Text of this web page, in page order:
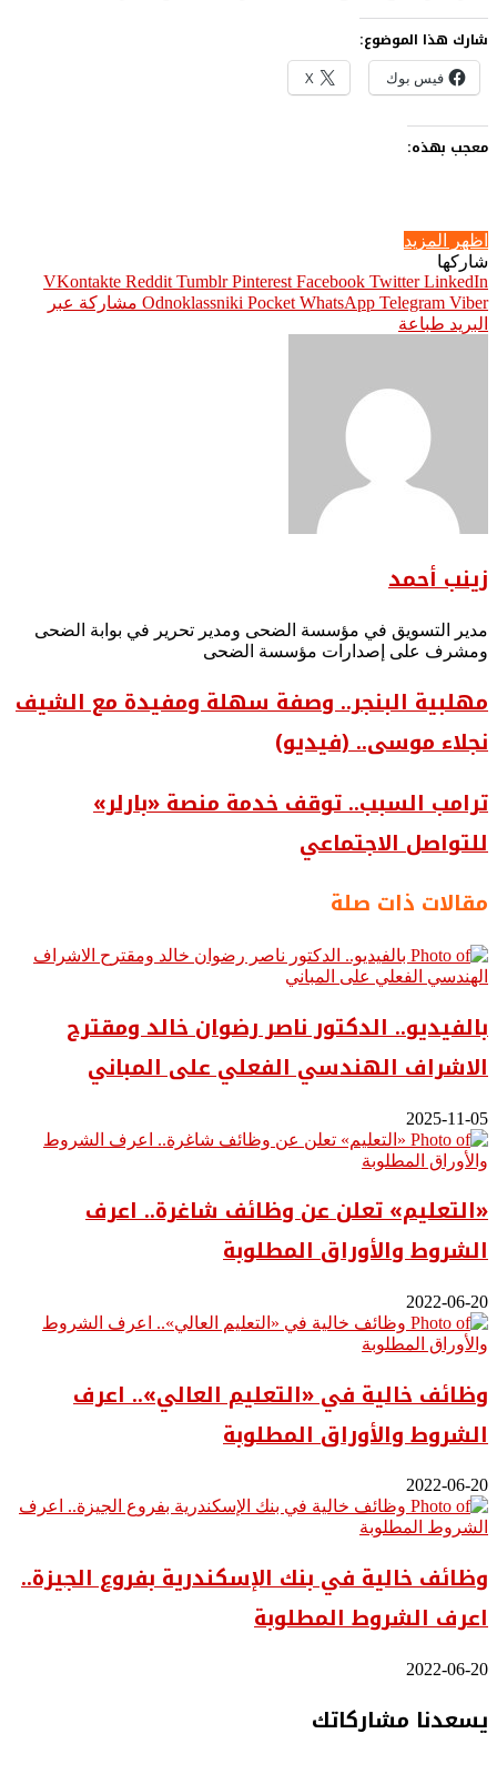
شارك هذا الموضوع:
فيس بوك X
معجب بهذه:
اظهر المزيد
شاركها
Facebook Twitter LinkedIn
Pinterest
Odnoklassniki Pocket WhatsApp Telegram Viber
مشاركة عبر
البريد طباعة
زينب أحمد
مدير التسويق في مؤسسة الضحى ومدير تحرير في بوابة الضحى
ومشرف على إصدارات مؤسسة الضحى
مهلبية البنجر.. وصفة سهلة ومفيدة مع الشيف
نجلاء موسى.. (فيديو)
ترامب السبب.. توقف خدمة منصة «بارلر»
للتواصل الاجتماعي
مقالات ذات صلة
بالفيديو.. ‎الدكتور ناصر رضوان خالد ومقترح
الاشراف الهندسي الفعلي على المباني
2025-11-05
«التعليم» تعلن عن وظائف شاغرة.. اعرف
الشروط والأوراق المطلوبة
2022-06-20
وظائف خالية في «التعليم العالي».. اعرف
الشروط والأوراق المطلوبة
2022-06-20
وظائف خالية في بنك الإسكندرية بفروع الجيزة..
اعرف الشروط المطلوبة
2022-06-20
يسعدنا مشاركاتك